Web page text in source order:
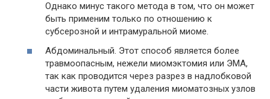
Однако минус такого метода в том, что он может
быть применим только по отношению к
субсерозной и интрамуральной миоме.
Абдоминальный. Этот способ является более
травмоопасным, нежели миомэктомия или ЭМА,
так как проводится через разрез в надлобковой
части живота путем удаления миоматозных узлов